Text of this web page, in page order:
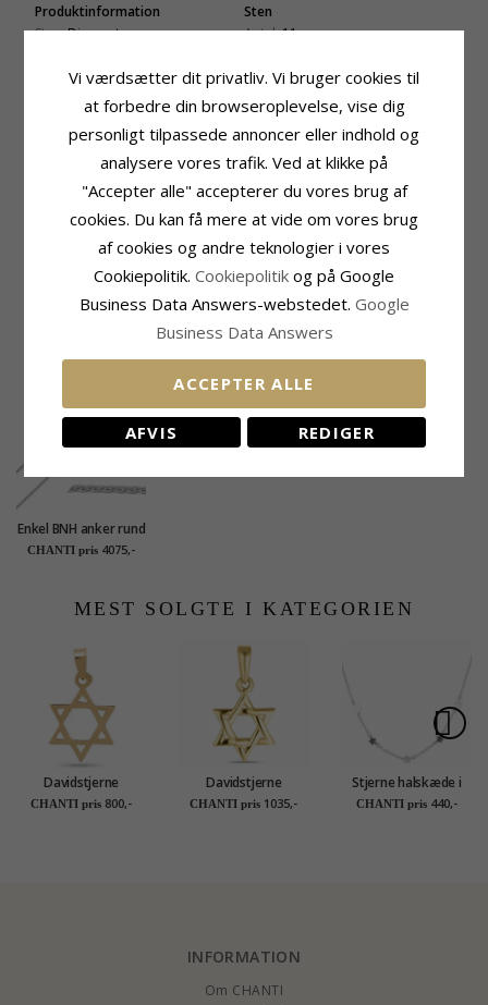
Produktinformation
Sten:Diamant
Ædelmetal:Hvidguld
Sten
Antal:11
Sten:Diamant
Diamant Farve:
Wesselton
Diamant Klarhed:
Carat:0,33
Højde Inkl. Øsken:15,0 mm
Bredde:10,0 mm
3,5 mm
Leveringstid:2-3 Hverdage
Passer Til Guldkæder Med Bredde
Slange Max:1,5 mm
Venezia Max:1,5 mm
KUNDER DER HAR KØBT DENNE HAR
OGSÁ KØBT
Enkel BNH anker rund
halskæde i 14 karat
CHANTI pris 4075,-
MEST SOLGTE I KATEGORIEN
Davidstjerne
vedhæng i 8 karat
CHANTI pris 800,-
Davidstjerne
vedhæng i 8 karat
CHANTI pris 1035,-
Stjerne halskæde i
sølv
CHANTI pris 440,-
INFORMATION
Om CHANTI
Vi værdsætter dit privatliv. Vi bruger cookies til
at forbedre din browseroplevelse, vise dig
personligt tilpassede annoncer eller indhold og
analysere vores trafik. Ved at klikke på
"Accepter alle" accepterer du vores brug af
cookies. Du kan få mere at vide om vores brug
af cookies og andre teknologier i vores
Cookiepolitik. Cookiepolitik og på Google
Business Data Answers-webstedet. Google
Business Data Answers
ACCEPTER ALLE
AFVIS REDIGER